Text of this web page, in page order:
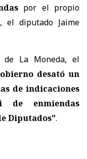
por el propio
el diputado Jaime
La Moneda, el
desató un
de indicaciones
de enmiendas
Diputados".